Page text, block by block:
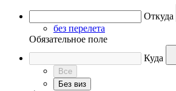
Откуда
без перелета
Обязательное поле
Куда
Все
Без виз